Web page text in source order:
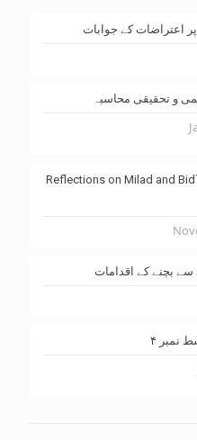
اعتراضات کے جوابات
و تحقیقی محاسبہ
Reflections on Milad and
سے بچنے کے اقدامات
نمبر ۴